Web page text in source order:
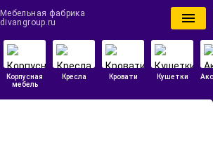
Мебельная фабрика
divangroup.ru
Корпусная
мебель
Кресла Кровати Кушетки